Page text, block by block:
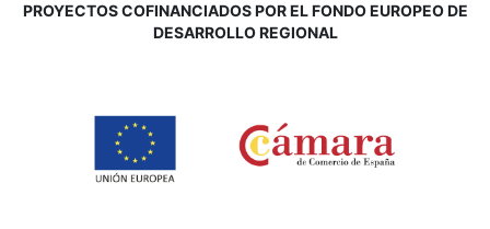
PROYECTOS COFINANCIADOS POR EL FONDO EUROPEO DE
DESARROLLO REGIONAL